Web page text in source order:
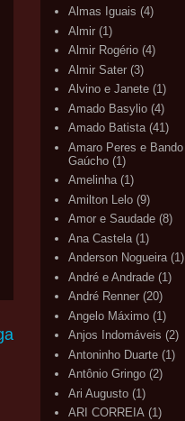
Almas Iguais (4)
Almir (1)
Almir Rogério (4)
Almir Sater (3)
Alvino e Janete (1)
Amado Basylio (4)
Amado Batista (41)
Amaro Peres e Bando
Gaúcho (1)
Amelinha (1)
Amilton Lelo (9)
Amor e Saudade (8)
Ana Castela (1)
Anderson Nogueira (1)
André e Andrade (1)
André Renner (20)
Angelo Máximo (1)
Anjos Indomáveis (2)
Antoninho Duarte (1)
Antônio Gringo (2)
Ari Augusto (1)
ARI CORREIA (1)